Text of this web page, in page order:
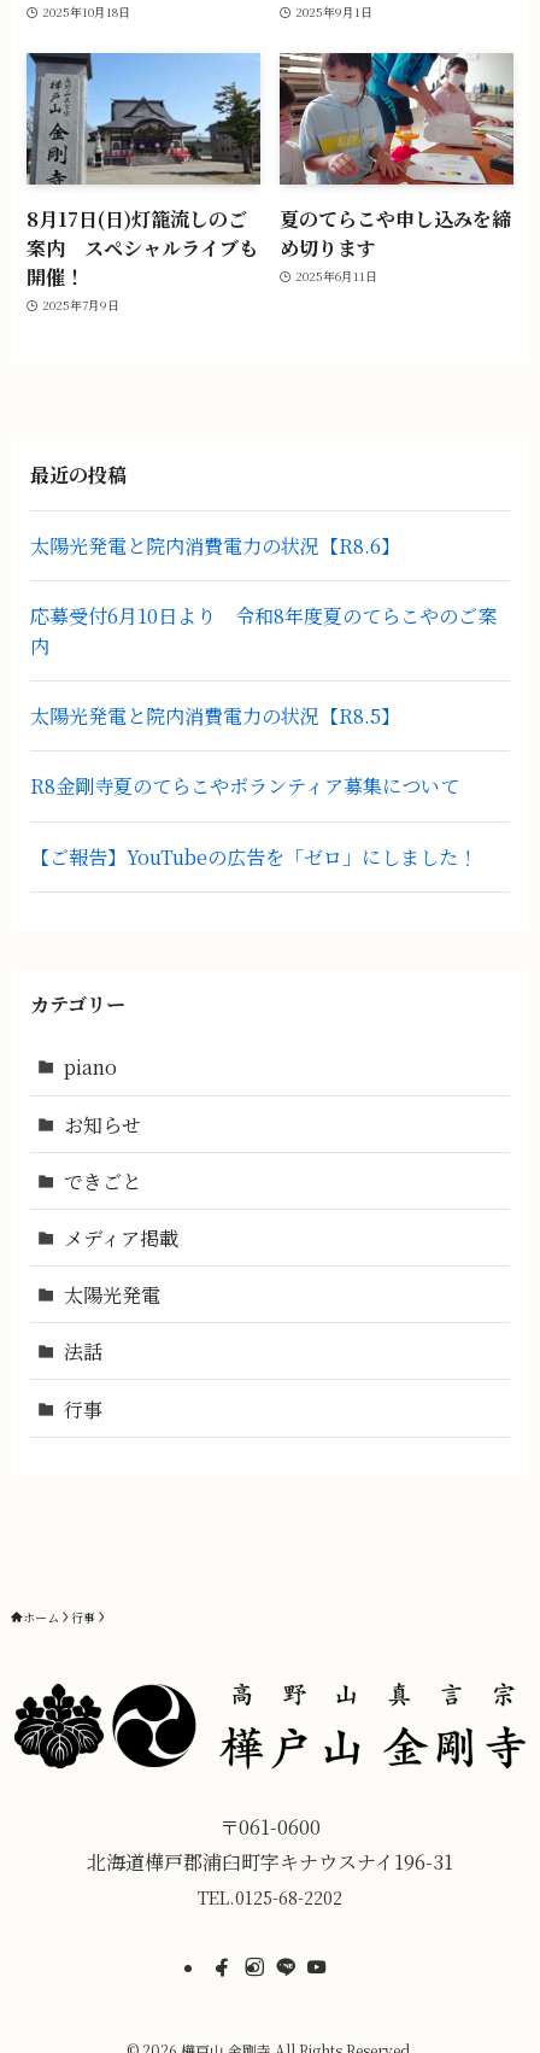
2025年10月18日 2025年9月1日
8月17日(日)灯籠流しのご
案内 スペシャルライブも
開催！
2025年7月9日
夏のてらこや申し込みを締
め切ります
2025年6月11日
最近の投稿
太陽光発電と院内消費電力の状況【R8.6】
応募受付6月10日より 令和8年度夏のてらこやのご案
内
太陽光発電と院内消費電力の状況【R8.5】
R8金剛寺夏のてらこやボランティア募集について
【ご報告】YouTubeの広告を「ゼロ」にしました！
カテゴリー
piano
お知らせ
できごと
メディア掲載
太陽光発電
法話
行事
ホーム 行事
〒061-0600
北海道樺戸郡浦臼町字キナウスナイ196-31
TEL.0125-68-2202